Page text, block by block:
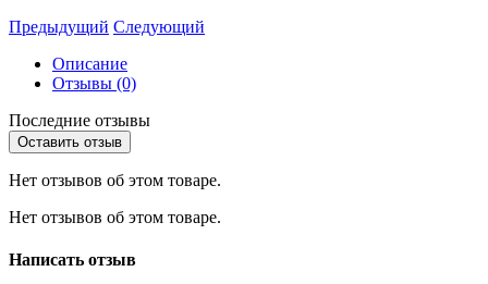
Предыдущий Следующий
Описание
Отзывы (0)
Последние отзывы
Оставить отзыв
Нет отзывов об этом товаре.
Нет отзывов об этом товаре.
Написать отзыв